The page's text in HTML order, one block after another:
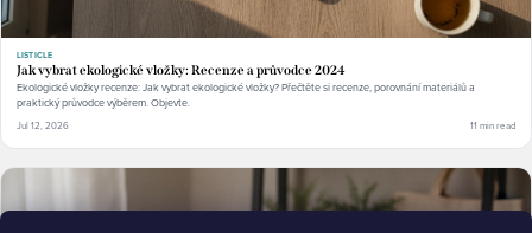
LISTICLE
Jak vybrat ekologické vložky: Recenze a průvodce 2024
Ekologické vložky recenze: Jak vybrat ekologické vložky? Přečtěte si recenze, porovnání materiálů a
praktický průvodce výběrem. Objevte.
Jul 12, 2026 11 min read